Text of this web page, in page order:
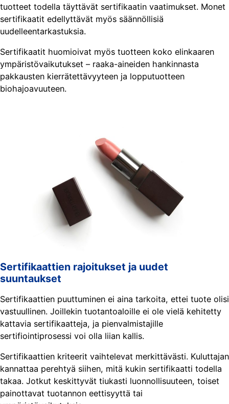
tuotteet todella täyttävät sertifikaatin vaatimukset. Monet
sertifikaatit edellyttävät myös säännöllisiä
uudelleentarkastuksia.
Sertifikaatit huomioivat myös tuotteen koko elinkaaren
ympäristövaikutukset – raaka-aineiden hankinnasta
pakkausten kierrätettävyyteen ja lopputuotteen
biohajoavuuteen.
Sertifikaattien rajoitukset ja uudet
suuntaukset
Sertifikaattien puuttuminen ei aina tarkoita, ettei tuote olisi
vastuullinen. Joillekin tuotantoaloille ei ole vielä kehitetty
kattavia sertifikaatteja, ja pienvalmistajille
sertifiointiprosessi voi olla liian kallis.
Sertifikaattien kriteerit vaihtelevat merkittävästi. Kuluttajan
kannattaa perehtyä siihen, mitä kukin sertifikaatti todella
takaa. Jotkut keskittyvät tiukasti luonnollisuuteen, toiset
painottavat tuotannon eettisyyttä tai